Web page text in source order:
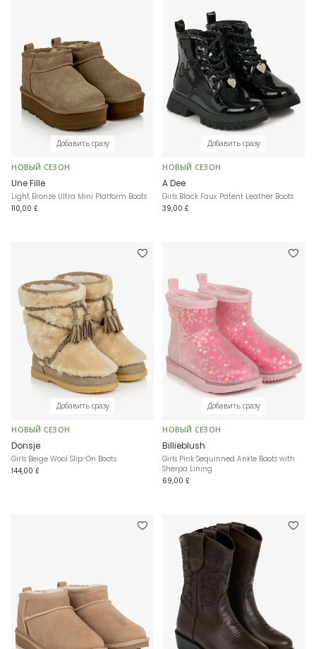
Добавить сразу
НОВЫЙ СЕЗОН
Une Fille
Light Bronze Ultra Mini Platform Boots
110,00 £
Добавить сразу
НОВЫЙ СЕЗОН
A Dee
Girls Black Faux Patent Leather Boots
39,00 £
Добавить сразу
НОВЫЙ СЕЗОН
Donsje
Girls Beige Wool Slip-On Boots
144,00 £
Добавить сразу
НОВЫЙ СЕЗОН
Billieblush
Girls Pink Sequinned Ankle Boots with
Sherpa Lining
69,00 £